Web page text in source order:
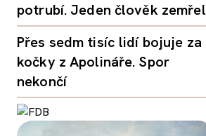
potrubí. Jeden člověk zemřel
Přes sedm tisíc lidí bojuje za
kočky z Apolináře. Spor
nekončí